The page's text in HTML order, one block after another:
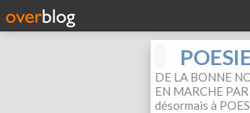
DE LA BONNE
EN MARCHE
désormais à